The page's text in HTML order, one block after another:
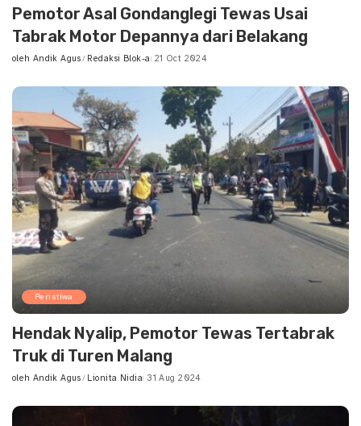
Pemotor Asal Gondanglegi Tewas Usai
Tabrak Motor Depannya dari Belakang
Posted
oleh Andik Agus Redaksi Blok-a 21 Oct 2024
Peristiwa
Hendak Nyalip, Pemotor Tewas Tertabrak
Truk di Turen Malang
Posted
oleh Andik Agus Lionita Nidia 31 Aug 2024